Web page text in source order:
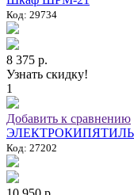
Код: 29734
8 375 р.
Узнать скидку!
1
Добавить к сравнению
Код: 27202